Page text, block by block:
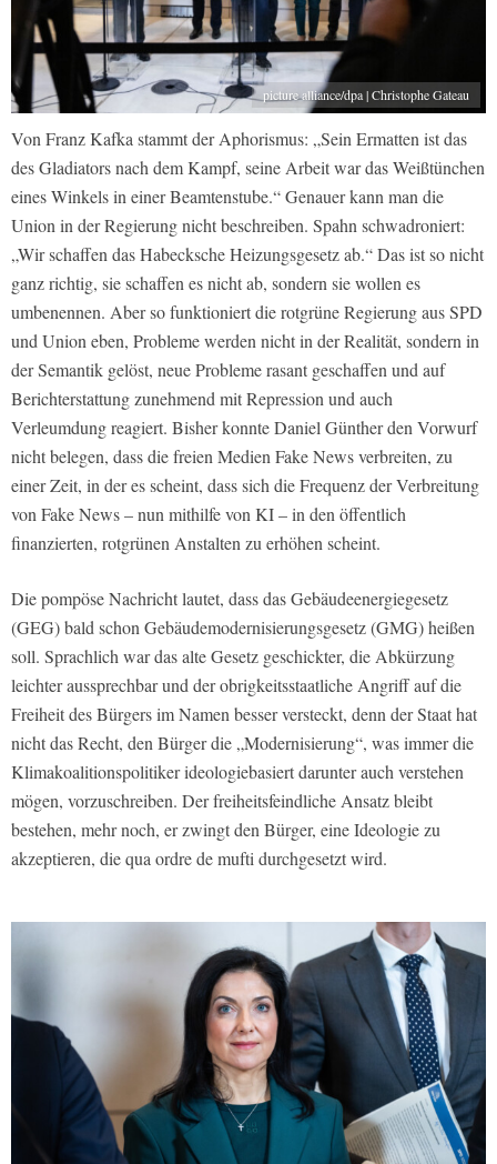
picture alliance/dpa | Christophe Gateau
Von Franz Kafka stammt der Aphorismus: „Sein Ermatten ist das
des Gladiators nach dem Kampf, seine Arbeit war das Weißtünchen
eines Winkels in einer Beamtenstube.“ Genauer kann man die
Union in der Regierung nicht beschreiben. Spahn schwadroniert:
„Wir schaffen das Habecksche Heizungsgesetz ab.“ Das ist so nicht
ganz richtig, sie schaffen es nicht ab, sondern sie wollen es
umbenennen. Aber so funktioniert die rotgrüne Regierung aus SPD
und Union eben, Probleme werden nicht in der Realität, sondern in
der Semantik gelöst, neue Probleme rasant geschaffen und auf
Berichterstattung zunehmend mit Repression und auch
Verleumdung reagiert. Bisher konnte Daniel Günther den Vorwurf
nicht belegen, dass die freien Medien Fake News verbreiten, zu
einer Zeit, in der es scheint, dass sich die Frequenz der Verbreitung
von Fake News – nun mithilfe von KI – in den öffentlich
finanzierten, rotgrünen Anstalten zu erhöhen scheint.
Die pompöse Nachricht lautet, dass das Gebäudeenergiegesetz
(GEG) bald schon Gebäudemodernisierungsgesetz (GMG) heißen
soll. Sprachlich war das alte Gesetz geschickter, die Abkürzung
leichter aussprechbar und der obrigkeitsstaatliche Angriff auf die
Freiheit des Bürgers im Namen besser versteckt, denn der Staat hat
nicht das Recht, den Bürger die „Modernisierung“, was immer die
Klimakoalitionspolitiker ideologiebasiert darunter auch verstehen
mögen, vorzuschreiben. Der freiheitsfeindliche Ansatz bleibt
bestehen, mehr noch, er zwingt den Bürger, eine Ideologie zu
akzeptieren, die qua ordre de mufti durchgesetzt wird.